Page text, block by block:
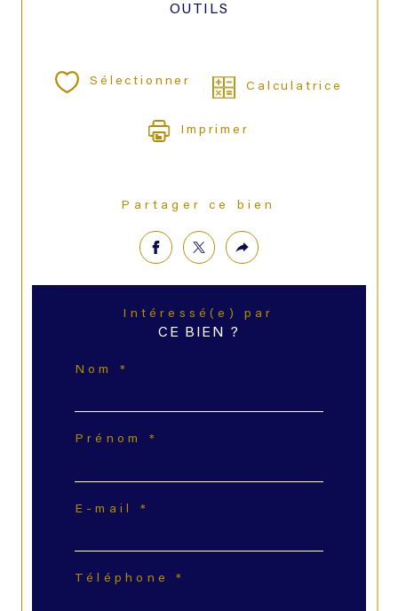
OUTILS
Sélectionner Calculatrice
Imprimer
Partager ce bien
Intéressé(e) par
CE BIEN ?
Nom *
Prénom *
E-mail *
Téléphone *